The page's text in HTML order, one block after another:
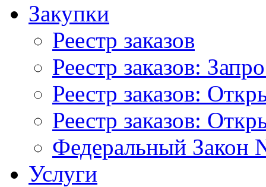
Закупки
Реестр заказов
Реестр заказов:
Реестр заказов:
Реестр заказов:
Федеральный Закон
Услуги